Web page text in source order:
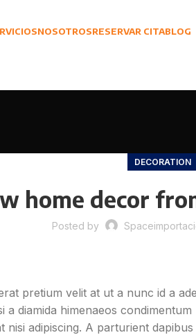
NOSOTROSRESERVAR CITABLOG
DECORATION
home decor
Posted by
pretium velit at ut a nunc id a
a diamida himenaeos
adipiscing. A parturient